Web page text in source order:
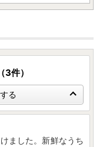
（3件）
る
ました。新鮮なうち